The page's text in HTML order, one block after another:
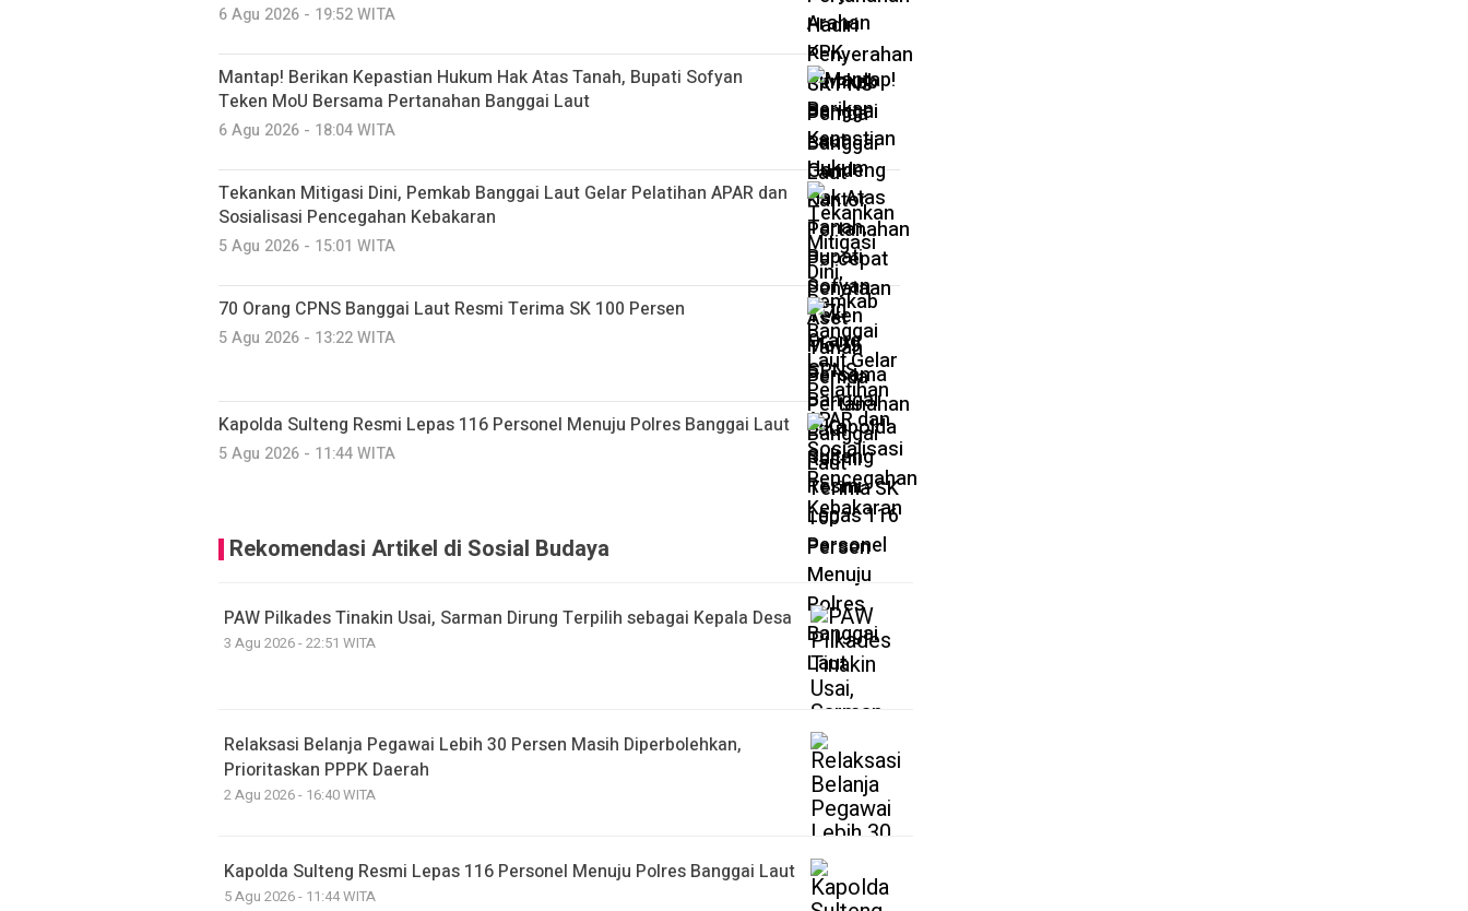
6 Agu 2026 - 19:52 WITA
Mantap! Berikan Kepastian Hukum Hak Atas Tanah, Bupati Sofyan
Teken MoU Bersama Pertanahan Banggai Laut
6 Agu 2026 - 18:04 WITA
Tekankan Mitigasi Dini, Pemkab Banggai Laut Gelar Pelatihan APAR dan
Sosialisasi Pencegahan Kebakaran
5 Agu 2026 - 15:01 WITA
70 Orang CPNS Banggai Laut Resmi Terima SK 100 Persen
5 Agu 2026 - 13:22 WITA
Kapolda Sulteng Resmi Lepas 116 Personel Menuju Polres Banggai Laut
5 Agu 2026 - 11:44 WITA
Rekomendasi Artikel di Sosial Budaya
PAW Pilkades Tinakin Usai, Sarman Dirung Terpilih sebagai Kepala Desa
3 Agu 2026 - 22:51 WITA
Relaksasi Belanja Pegawai Lebih 30 Persen Masih Diperbolehkan,
Prioritaskan PPPK Daerah
2 Agu 2026 - 16:40 WITA
Kapolda Sulteng Resmi Lepas 116 Personel Menuju Polres Banggai Laut
5 Agu 2026 - 11:44 WITA